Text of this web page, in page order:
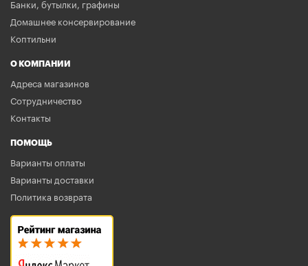
Банки, бутылки, графины
Домашнее консервирование
Коптильни
О КОМПАНИИ
Адреса магазинов
Сотрудничество
Контакты
ПОМОЩЬ
Варианты оплаты
Варианты доставки
Политика возврата